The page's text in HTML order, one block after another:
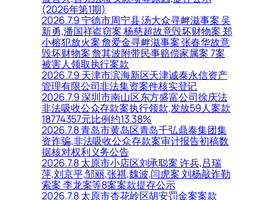
(2026年第1期)
2026.7.9 宁德市周宁县 汤大众寻衅滋事案 吴
新勇,潘国祥盗窃案 杨慈超故意毁坏财物案 郑
小榕犯放火案 詹爱金寻衅滋事案 张春华故意
毁坏财物案 詹其波附带民事赔偿家属案 7案
被害人领取执行案款
2026.7.9 天津市滨海新区天津诚泰永信资产
管理有限公司非法集资案件核实登记
2026.7.9 深圳市南山区东方盛富公司徐庆法
非法吸收公众存款案执行领款,发放59人案款
18774357元比例约13.38%
2026.7.8 青岛市黄岛区青岛千弘鼎泰集团集
资诈骗,非法吸收公众存款案审计报告初稿数
据核对权利义务公告
2026.7.8 太原市小店区刘承聪案 许兵,吕瑞
萍,刘京平,邹丽,张祺,魏波,闫虎案 刘杨敲诈勒
索案 李龙案等8案案款提存公示
2026.7.8 太原市杏花岭区胡安罚金案案款